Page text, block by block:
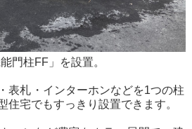
門柱FF」を設置。
表札・インターホンなどを1つの柱
住宅でもすっきり設置できます。